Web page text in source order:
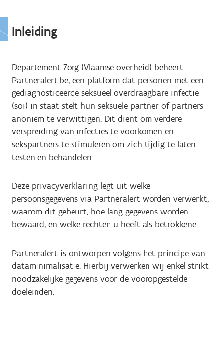
Inleiding
Departement Zorg (Vlaamse overheid) beheert
Partneralert.be, een platform dat personen met een
gediagnosticeerde seksueel overdraagbare infectie
(soi) in staat stelt hun seksuele partner of partners
anoniem te verwittigen. Dit dient om verdere
verspreiding van infecties te voorkomen en
sekspartners te stimuleren om zich tijdig te laten
testen en behandelen.
Deze privacyverklaring legt uit welke
persoonsgegevens via Partneralert worden verwerkt,
waarom dit gebeurt, hoe lang gegevens worden
bewaard, en welke rechten u heeft als betrokkene.
Partneralert is ontworpen volgens het principe van
dataminimalisatie. Hierbij verwerken wij enkel strikt
noodzakelijke gegevens voor de vooropgestelde
doeleinden.